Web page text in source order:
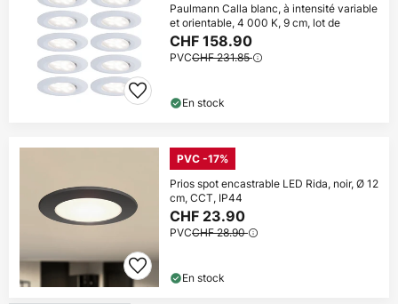
Paulmann Calla blanc, à intensité variable
et orientable, 4 000 K, 9 cm, lot de
CHF 158.90
PVCCHF 231.85
En stock
PVC -17%
Prios spot encastrable LED Rida, noir, Ø 12
cm, CCT, IP44
CHF 23.90
PVCCHF 28.90
En stock